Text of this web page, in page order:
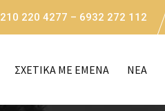
210 220 4277 – 6932 272 112
ΣΧΕΤΙΚΑ ΜΕ ΕΜΕΝΑ NEA